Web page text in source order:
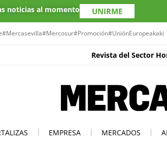
noticias al momento UNIRME
#Mercasevilla#Mercosur#Promoción#UniónEuropeakaki
Revista del Sector
EMPRESA MERCADOS